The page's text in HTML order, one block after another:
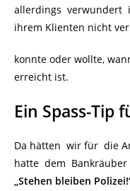
allerdings verwundert
ihrem Klienten nicht
konnte oder wollte,
erreicht ist.
Ein Spass-Tip
Da hätten wir für die
hatte dem
„Stehen bleiben